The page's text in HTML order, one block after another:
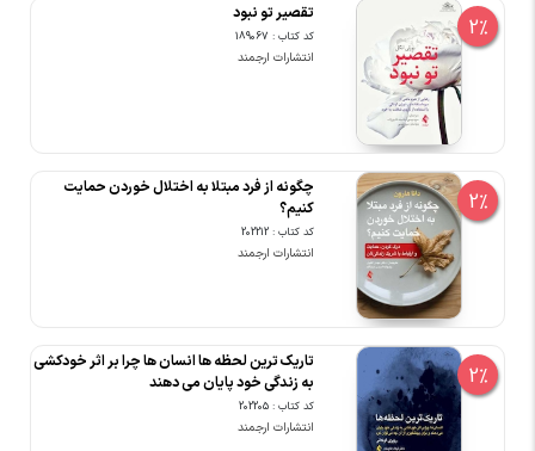
2%
تقصیر تو نبود
کد کتاب : 189067
انتشارات ارجمند
2%
چگونه از فرد مبتلا به اختلال خوردن حمایت
کنیم؟
کد کتاب : 202212
انتشارات ارجمند
2%
تاریک ترین لحظه ها انسان ها چرا بر اثر خودکشی
به زندگی خود پایان می دهند
کد کتاب : 202205
انتشارات ارجمند